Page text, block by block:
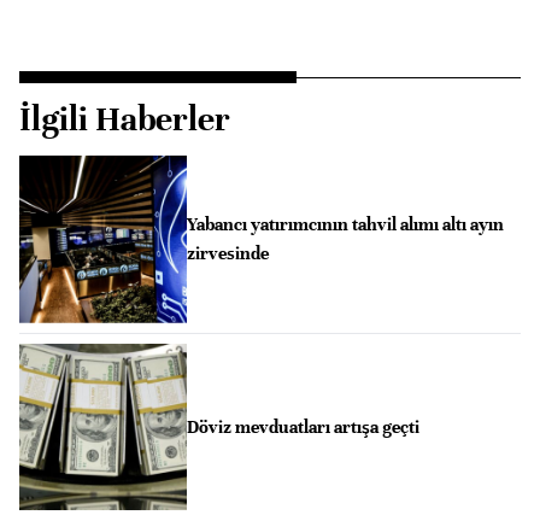
İlgili Haberler
Yabancı yatırımcının tahvil alımı altı ayın
zirvesinde
Döviz mevduatları artışa geçti